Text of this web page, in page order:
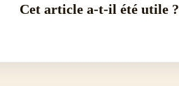
Cet article a-t-il été utile ?